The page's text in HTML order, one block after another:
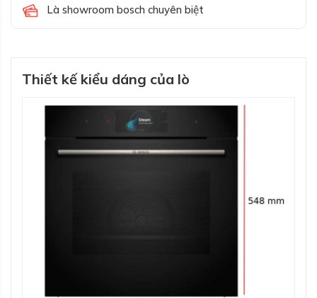
Là showroom bosch chuyên biệt
Thiết kế kiểu dáng của lò